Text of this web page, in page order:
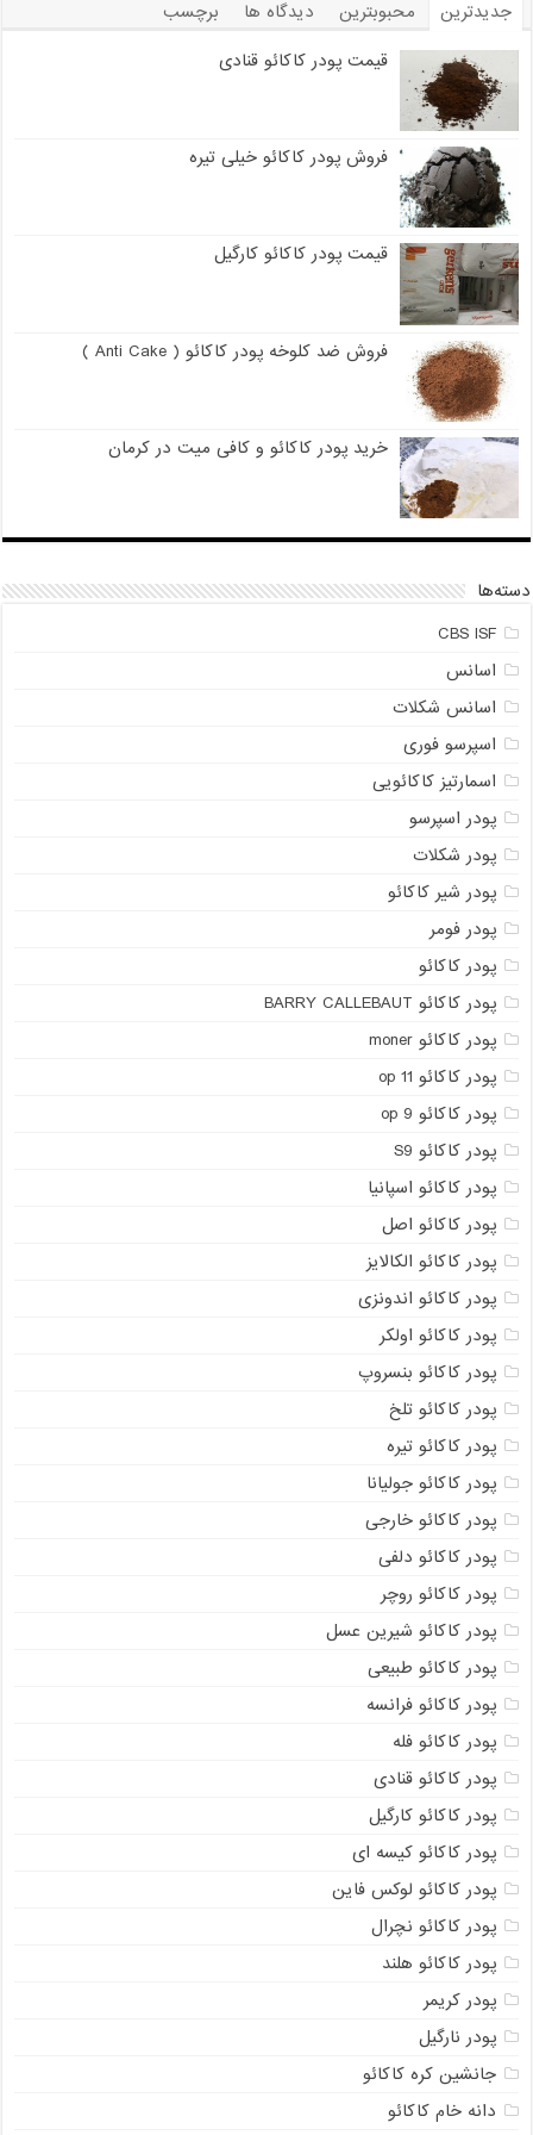
جدیدترین محبوبترین دیدگاه ها
برچسب
قیمت پودر کاکائو قنادی
فروش پودر کاکائو خیلی تیره
قیمت پودر کاکائو کارگیل
فروش ضد کلوخه پودر کاکائو ( Anti Cake )
خرید پودر کاکائو و کافی میت در کرمان
دسته‌ها
CBS ISF
اسانس
اسانس شکلات
اسپرسو فوری
اسمارتیز کاکائویی
پودر اسپرسو
پودر شکلات
پودر شیر کاکائو
پودر فومر
پودر کاکائو
پودر کاکائو BARRY CALLEBAUT
پودر کاکائو moner
پودر کاکائو op 11
پودر کاکائو op 9
پودر کاکائو S9
پودر کاکائو اسپانیا
پودر کاکائو اصل
پودر کاکائو الکالایز
پودر کاکائو اندونزی
پودر کاکائو اولکر
پودر کاکائو بنسروپ
پودر کاکائو تلخ
پودر کاکائو تیره
پودر کاکائو جولیانا
پودر کاکائو خارجی
پودر کاکائو دلفی
پودر کاکائو روچر
پودر کاکائو شیرین عسل
پودر کاکائو طبیعی
پودر کاکائو فرانسه
پودر کاکائو فله
پودر کاکائو قنادی
پودر کاکائو کارگیل
پودر کاکائو کیسه ای
پودر کاکائو لوکس فاین
پودر کاکائو نچرال
پودر کاکائو هلند
پودر کریمر
پودر نارگیل
جانشین کره کاکائو
دانه خام کاکائو